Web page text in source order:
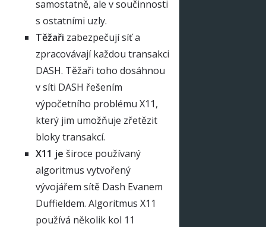
samostatně, ale v součinnosti
s ostatními uzly.
Těžaři zabezpečují síť a
zpracovávají každou transakci
DASH. Těžaři toho dosáhnou
v síti DASH řešením
výpočetního problému X11,
který jim umožňuje zřetězit
bloky transakcí.
X11 je široce používaný
algoritmus vytvořený
vývojářem sítě Dash Evanem
Duffieldem. Algoritmus X11
používá několik kol 11